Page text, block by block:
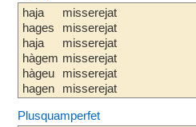
haja
hages
haja
hàgem
hàgeu
hagen
misserejat
misserejat
misserejat
misserejat
misserejat
misserejat
Plusquamperfet